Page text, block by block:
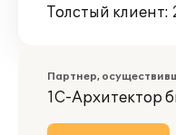
Толстый клиент:
Партнер,
1С-Архитектор